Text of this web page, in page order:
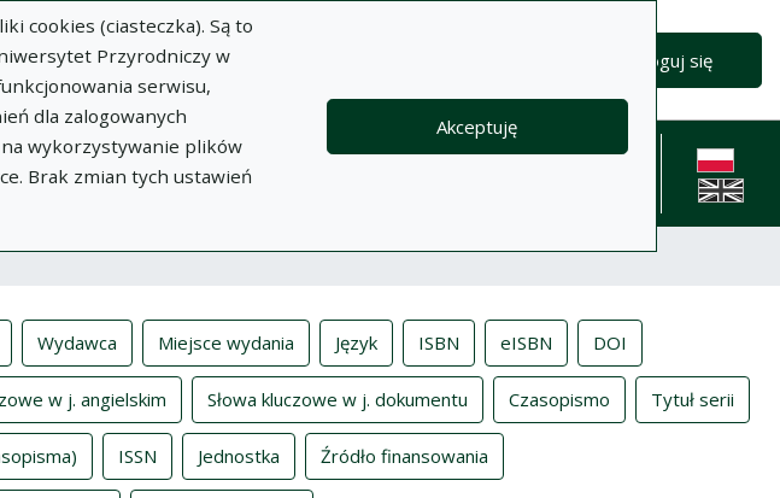
cookies (ciasteczka). Są to
Przyrodniczy w
serwisu,
dla zalogowanych
wykorzystywanie plików
Brak zmian tych ustawień
Akceptuję
Zaloguj się
Dokumenty Informacje Pomoc
Polityka
Kontakt
English
Wydawca Miejsce wydania Język ISBN eISBN DOI
w j. angielskim Słowa kluczowe w j. dokumentu Czasopismo Tytuł serii
ISSN Jednostka Źródło finansowania